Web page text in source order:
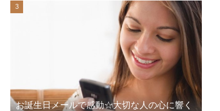
お誕生日メールで感動☆大切な人の心に響く